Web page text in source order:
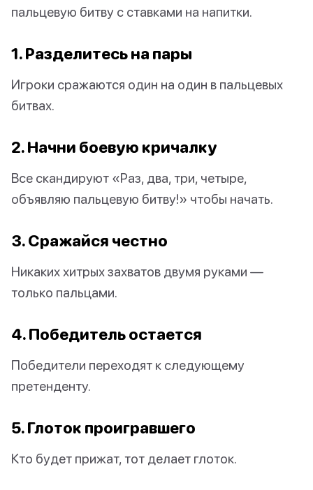
пальцевую битву с ставками на напитки.
1. Разделитесь на пары
Игроки сражаются один на один в пальцевых
битвах.
2. Начни боевую кричалку
Все скандируют «Раз, два, три, четыре,
объявляю пальцевую битву!» чтобы начать.
3. Сражайся честно
Никаких хитрых захватов двумя руками —
только пальцами.
4. Победитель остается
Победители переходят к следующему
претенденту.
5. Глоток проигравшего
Кто будет прижат, тот делает глоток.